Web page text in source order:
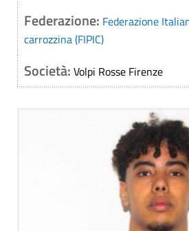
Federazione: Federazione
carrozzina (FIPIC)
Società: Volpi Rosse Firenze